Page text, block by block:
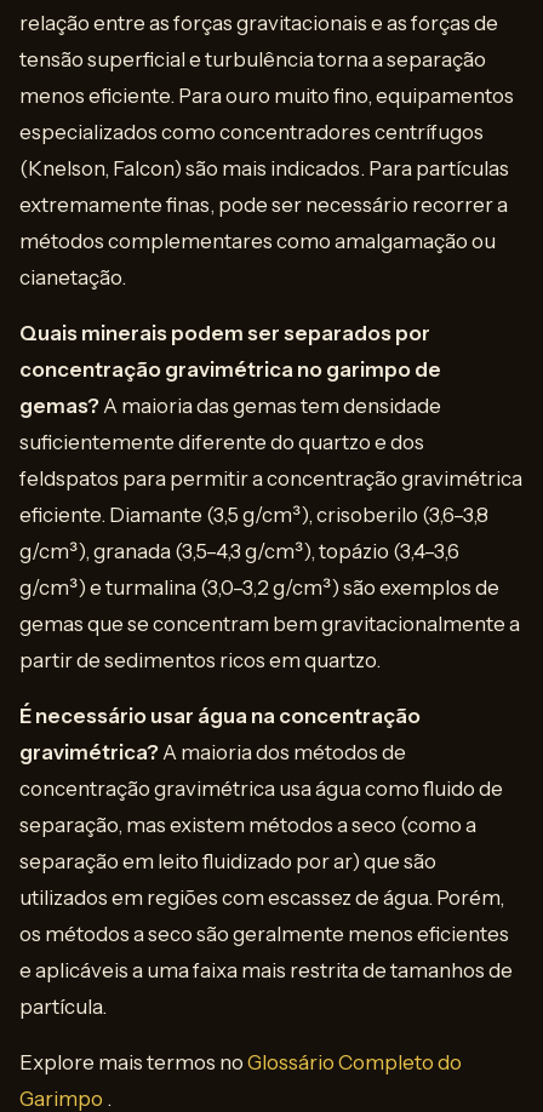
relação entre as forças gravitacionais e as forças de
tensão superficial e turbulência torna a separação
menos eficiente. Para ouro muito fino, equipamentos
especializados como concentradores centrífugos
(Knelson, Falcon) são mais indicados. Para partículas
extremamente finas, pode ser necessário recorrer a
métodos complementares como amalgamação ou
cianetação.
Quais minerais podem ser separados por
concentração gravimétrica no garimpo de
gemas?A maioria das gemas tem densidade
suficientemente diferente do quartzo e dos
feldspatos para permitir a concentração gravimétrica
eficiente. Diamante (3,5 g/cm³), crisoberilo (3,6–3,8
g/cm³), granada (3,5–4,3 g/cm³), topázio (3,4–3,6
g/cm³) e turmalina (3,0–3,2 g/cm³) são exemplos de
gemas que se concentram bem gravitacionalmente a
partir de sedimentos ricos em quartzo.
É necessário usar água na concentração
gravimétrica?A maioria dos métodos de
concentração gravimétrica usa água como fluido de
separação, mas existem métodos a seco (como a
separação em leito fluidizado por ar) que são
utilizados em regiões com escassez de água. Porém,
os métodos a seco são geralmente menos eficientes
e aplicáveis a uma faixa mais restrita de tamanhos de
partícula.
Explore mais termos no Glossário Completo do
Garimpo .